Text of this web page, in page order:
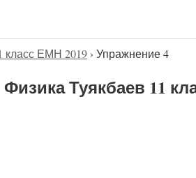
класс ЕМН 2019 › Упражнение 4
Туякбаев 11